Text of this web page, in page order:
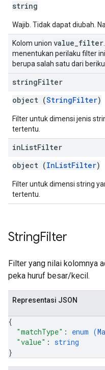
string
Wajib. Tidak dapat diubah.
Kolom union value filter
menentukan perilaku filter ini.
berupa salah satu dari
stringFilter
object (StringFilter)
Filter untuk dimensi jenis
tertentu.
inListFilter
object (InListFilter)
Filter untuk dimensi string
tertentu.
StringFilter
Filter yang nilai kolomnya
peka huruf besar/kecil.
Representasi JSON
{
"matchType" : enum (
"value" : string
}